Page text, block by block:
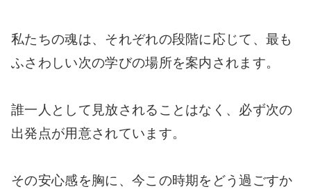
私たちの魂は、それぞれの段階に応じて、最も
ふさわしい次の学びの場所を案内されます。
誰一人として見放されることはなく、必ず次の
出発点が用意されています。
その安心感を胸に、今この時期をどう過ごすか